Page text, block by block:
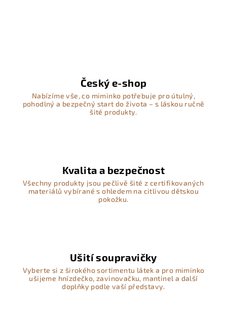
Český e-shop
Nabízíme vše, co miminko potřebuje pro útulný,
pohodlný a bezpečný start do života – s láskou ručně
šité produkty.
Kvalita a bezpečnost
Všechny produkty jsou pečlivě šité z certifikovaných
materiálů vybírané s ohledem na citlivou dětskou
pokožku.
Ušití soupravičky
Vyberte si z širokého sortimentu látek a pro miminko
ušijeme hnízdečko, zavinovačku, mantinel a další
doplňky podle vaší představy.